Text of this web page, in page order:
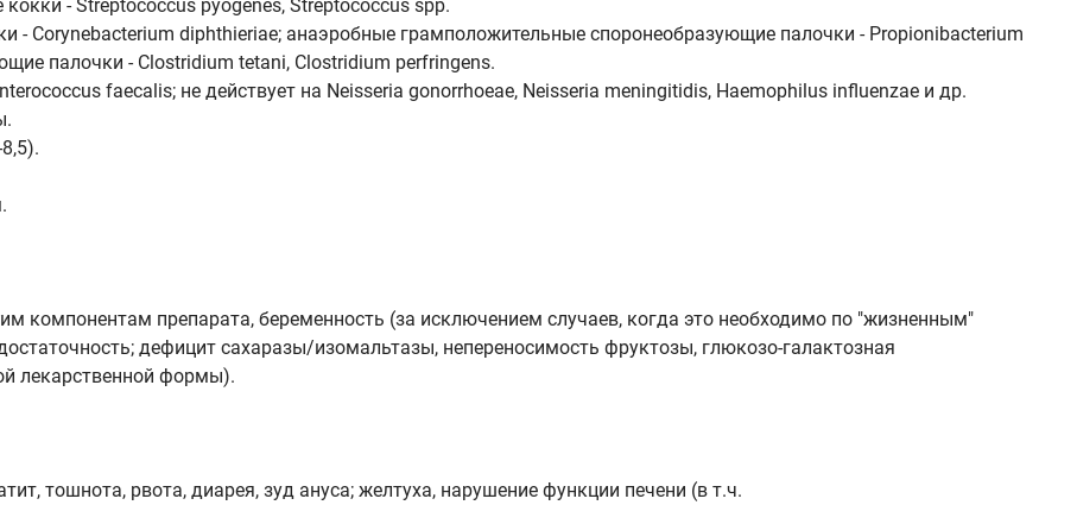
- Streptococcus pyogenes, Streptococcus spp.
- Corynebacterium diphthieriae; анаэробные грамположительные споронеобразующие палочки - Propionibacterium
палочки - Clostridium tetani, Clostridium perfringens.
faecalis; не действует на Neisseria gonorrhoeae, Neisseria meningitidis, Haemophilus influenzae и др.
компонентам препарата, беременность (за исключением случаев, когда это необходимо по "жизненным"
дефицит сахаразы/изомальтазы, непереносимость фруктозы, глюкозо-галактозная
лекарственной формы).
тошнота, рвота, диарея, зуд ануса; желтуха, нарушение функции печени (в т.ч.